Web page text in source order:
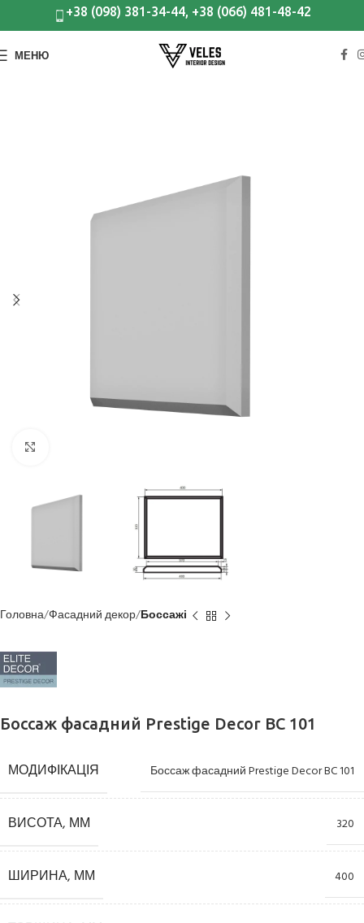
+38 (098) 381-34-44, +38 (066) 481-48-42
МЕНЮ
Головна Фасадний декор Боссажі
Боссаж фасадний Prestige Decor BC 101
МОДИФІКАЦІЯ Боссаж фасадний Prestige Decor BC 101
ВИСОТА, ММ 320
ШИРИНА, ММ 400